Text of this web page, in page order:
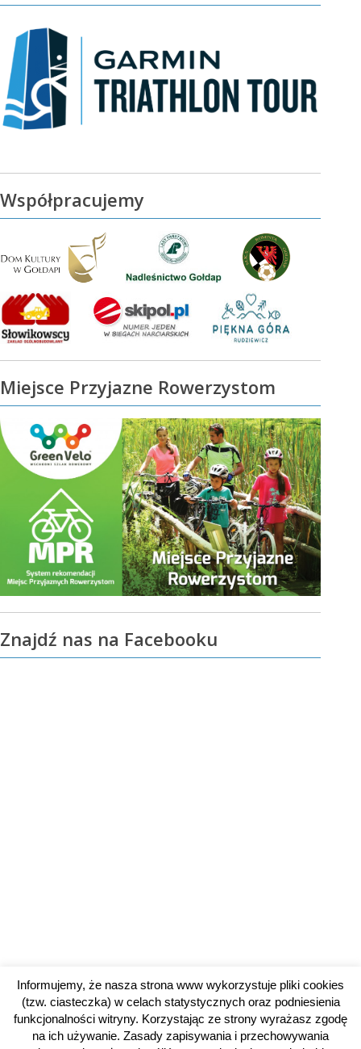
Współpracujemy
Miejsce Przyjazne Rowerzystom
Znajdź nas na Facebooku
Informujemy, że nasza strona www wykorzystuje pliki cookies
(tzw. ciasteczka) w celach statystycznych oraz podniesienia
funkcjonalności witryny. Korzystając ze strony wyrażasz zgodę
na ich używanie. Zasady zapisywania i przechowywania